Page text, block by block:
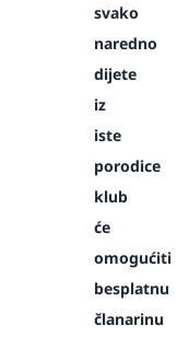
svako
naredno
dijete
iz
iste
porodice
klub
će
omogućiti
besplatnu
članarinu